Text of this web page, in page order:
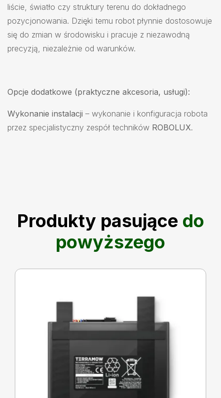
liście, światło czy struktury terenu do dokładnego
pozycjonowania. Dzięki temu robot płynnie dostosowuje
się do zmian w środowisku i pracuje z niezawodną
precyzją, niezależnie od warunków.
Opcje dodatkowe (praktyczne akcesoria, usługi):
Wykonanie instalacji – wykonanie i konfiguracja robota
przez specjalistyczny zespół techników ROBOLUX.
Produkty pasujące do
powyższego